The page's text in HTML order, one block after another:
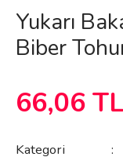
Yukarı
Biber
66,06 TL
Kategori